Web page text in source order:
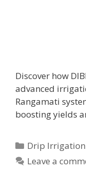
Discover how
advanced
Rangamati
boosting yields
Categories
Drip Irrigation
Leave a